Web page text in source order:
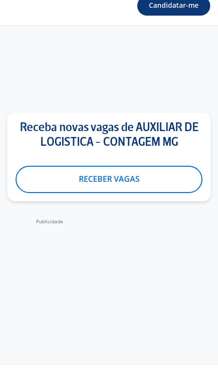
Candidatar-me
Receba novas vagas de AUXILIAR DE
LOGISTICA - CONTAGEM MG
RECEBER VAGAS